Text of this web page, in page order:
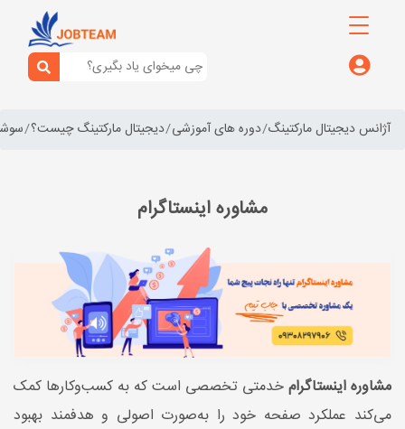
آژانس دیجیتال مارکتینگ دوره های آموزشی دیجیتال مارکتینگ چیست؟
مشاوره اینستاگرام
مشاوره اینستاگرامخدمتی تخصصی است که به کسب‌وکارها کمک
می‌کند عملکرد صفحه خود را به‌صورت اصولی و هدفمند بهبود